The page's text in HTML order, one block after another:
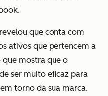
que conta com
ativos que pertencem a
que mostra que o
ser muito eficaz para
torno da sua marca.